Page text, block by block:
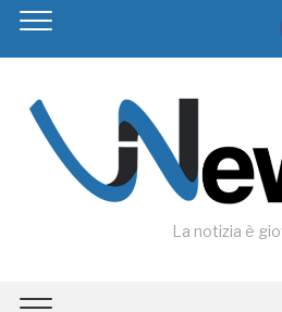
La notizia è